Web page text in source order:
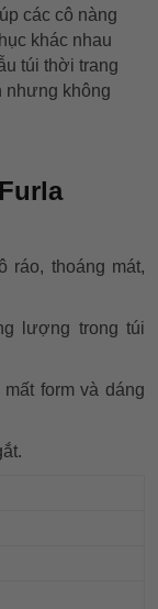
các cô nàng
khác nhau
túi thời trang
không
ráo, thoáng mát,
lượng trong túi
form và dáng